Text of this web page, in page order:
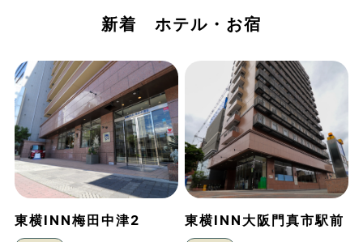
新着 ホテル・お宿
東横INN梅田中津2 東横INN大阪門真市駅前